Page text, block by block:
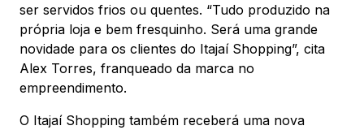
ser servidos frios ou quentes. “Tudo produzido na
própria loja e bem fresquinho. Será uma grande
novidade para os clientes do Itajaí Shopping”, cita
Alex Torres, franqueado da marca no
empreendimento.
O Itajaí Shopping também receberá uma nova